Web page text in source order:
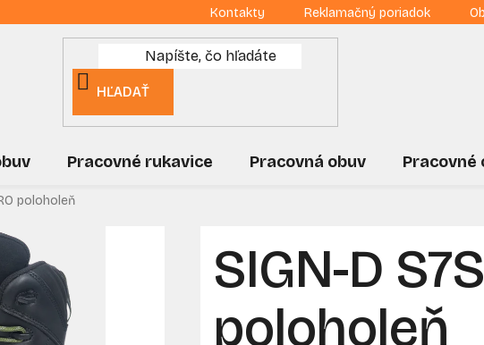
Kontakty Reklamačný poriadok
HĽADAŤ
Pracovné rukavice Pracovná obuv Pracovné
poloholeň
SIGN-D
poloholeň